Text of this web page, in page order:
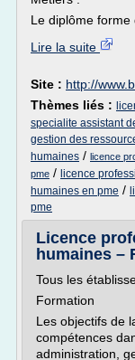
Le diplôme forme
Lire la suite
Site : http://
Thèmes liés :
specialite assistant
gestion des
humaines / licence
pme / licence
humaines en pme /
pme
Licence
humaines –
Tous les
Formation
Les objectifs de
compétences
administration,